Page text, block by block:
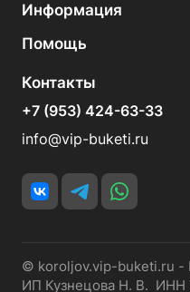
Информация
Помощь
Контакты
+7 (953) 424-63-33
info@vip-buketi.ru
© koroljov.vip-buketi.ru -
ИП Кузнецова Н. В. ИНН